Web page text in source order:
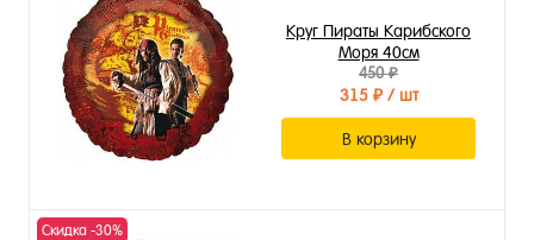
Круг Пираты Карибского
Моря 40см
450 ₽
315 ₽/ шт
В корзину
Скидка -30%